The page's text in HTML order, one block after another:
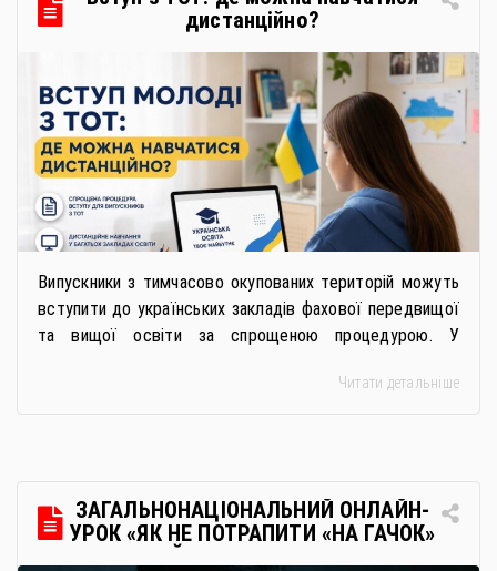
дистанційно?
Випускники з тимчасово окупованих територій можуть
вступити до українських закладів фахової передвищої
та вищої освіти за спрощеною процедурою. У
дистанційне навчання, що дає можливість здобувати
передбачає: Скористатися цією процедурою […]
Читати детальніше
ЗАГАЛЬНОНАЦІОНАЛЬНИЙ ОНЛАЙН-
УРОК «ЯК НЕ ПОТРАПИТИ «НА ГАЧОК»
РОСІЙСЬКИХ СПЕЦСЛУЖБ